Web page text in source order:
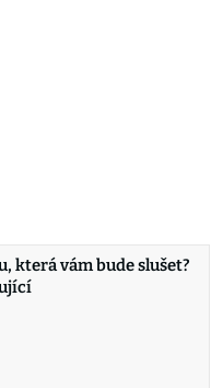
která vám bude slušet?